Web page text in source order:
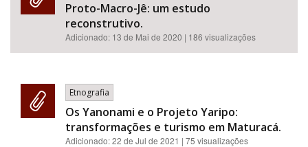
Proto-Macro-Jê: um estudo
reconstrutivo.
Adicionado: 13 de Mai de 2020 | 186 visualizações
Etnografia
Os Yanonami e o Projeto Yaripo:
transformações e turismo em Maturacá.
Adicionado:22 de Jul de 2021 | 75 visualizações